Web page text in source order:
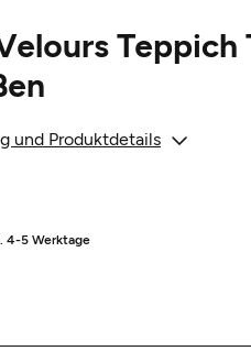
Teppich
und Produktdetails
4-5 Werktage